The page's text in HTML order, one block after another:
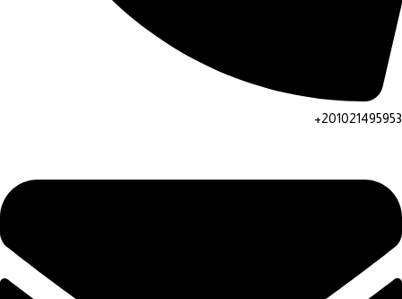
201021495953+